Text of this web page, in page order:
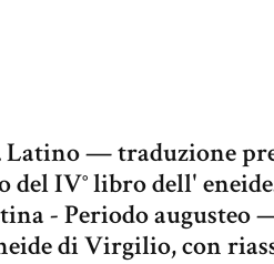
Latino — traduzione
IV° libro dell'
- Periodo
di Virgilio, con